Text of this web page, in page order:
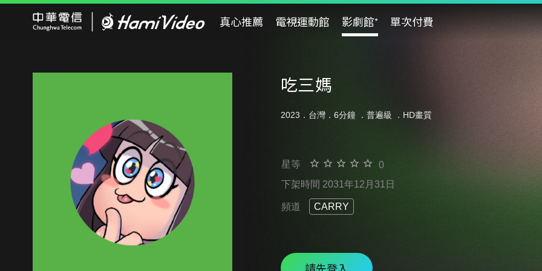
真心推薦 電視運動館 影劇館⁺ 單次付費
吃三媽
2023．台灣．6分鐘 ． 普遍級 ．HD畫質
星等
0
下架時間 2031年12月31日
頻道 CARRY